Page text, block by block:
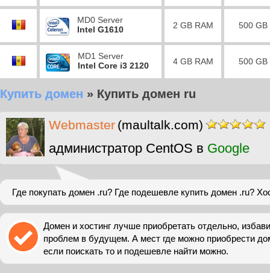
MD0 Server
Intel G1610
2 GB RAM 500 GB
MD1 Server
Intel Core i3 2120
4 GB RAM 500 GB
Купить домен » Купить домен ru
Webmaster (maultalk.com)
администратор CentOS в Google
Где покупать домен .ru? Где подешевле купить домен .ru?
Домен и хостинг лучше приобретать отдельно,
проблем в будущем. А мест где можно приобрести
если поискать то и подешевле найти можно.